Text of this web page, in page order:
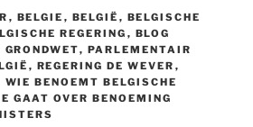
, BELGIE , BELGIË , BELGISCHE
REGERING , BLOG
GRONDWET, PARLEMENTAIR
, REGERING DE WEVER ,
WIE BENOEMT BELGISCHE
GAAT OVER BENOEMING